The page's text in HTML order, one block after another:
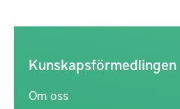
Kunskapsförmedlingen
Om oss